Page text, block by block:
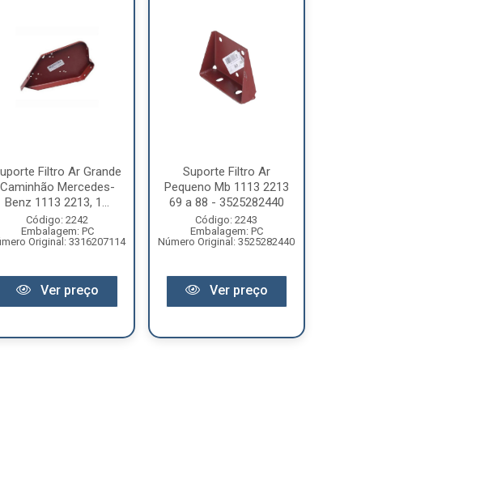
Filtro Ar Grande
Caminhão Mercedes-
Benz 1113 2213, 1...
Código: 2242
Embalagem: PC
Original: 3316207114
Ver preço
Suporte Filtro Ar
Pequeno Mb 1113 2213
69 a 88 - 3525282440
Código: 2243
Embalagem: PC
Número Original: 3525282440
Ver preço